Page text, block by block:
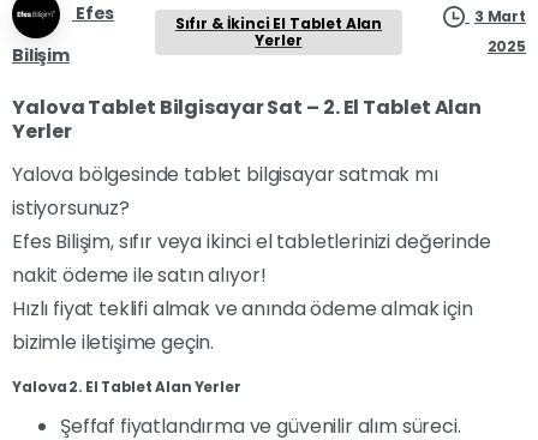
Efes
Bilişim
Sıfır & İkinci El Tablet Alan
Yerler
3 Mart
2025
Yalova Tablet Bilgisayar Sat – 2. El Tablet Alan
Yerler
Yalova bölgesinde tablet bilgisayar satmak mı
istiyorsunuz?
Efes Bilişim, sıfır veya ikinci el tabletlerinizi değerinde
nakit ödeme ile satın alıyor!
Hızlı fiyat teklifi almak ve anında ödeme almak için
bizimle iletişime geçin.
Yalova 2. El Tablet Alan Yerler
Şeffaf fiyatlandırma ve güvenilir alım süreci.